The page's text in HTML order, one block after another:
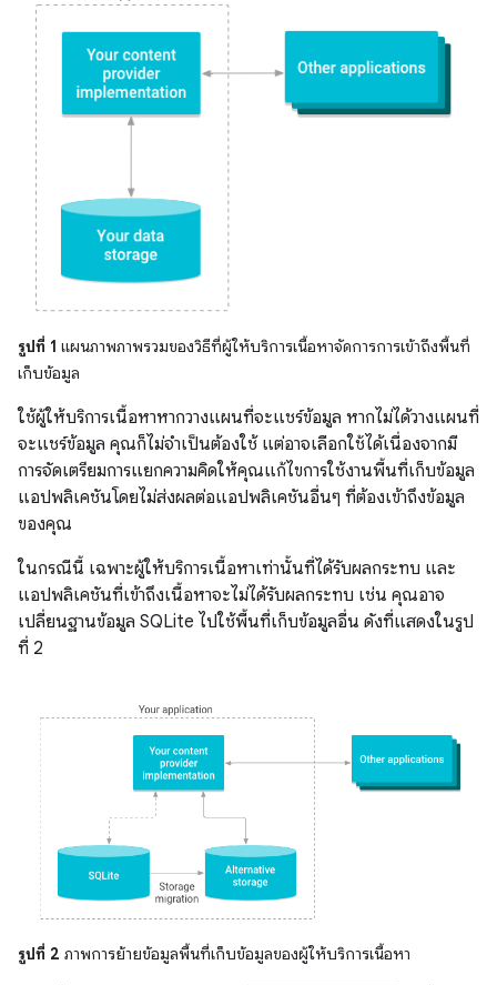
รูปที่ 1 แผนภาพภาพรวมของวิธีที่ผู้ให้บริการเนื้อหาจัดการการเข้าถึงพื้นที่
เก็บข้อมูล
ใช้ผู้ให้บริการเนื้อหาหากวางแผนที่จะแชร์ข้อมูล หากไม่ได้วางแผนที่
จะแชร์ข้อมูล คุณก็ไม่จําเป็นต้องใช้ แต่อาจเลือกใช้ได้เนื่องจากมี
การจัดเตรียมการแยกความคิดให้คุณแก้ไขการใช้งานพื้นที่เก็บข้อมูล
แอปพลิเคชันโดยไม่ส่งผลต่อแอปพลิเคชันอื่นๆ ที่ต้องเข้าถึงข้อมูล
ของคุณ
ในกรณีนี้ เฉพาะผู้ให้บริการเนื้อหาเท่านั้นที่ได้รับผลกระทบ และ
แอปพลิเคชันที่เข้าถึงเนื้อหาจะไม่ได้รับผลกระทบ เช่น คุณอาจ
เปลี่ยนฐานข้อมูล SQLite ไปใช้พื้นที่เก็บข้อมูลอื่น ดังที่แสดงในรูป
ที่ 2
รูปที่ 2 ภาพการย้ายข้อมูลพื้นที่เก็บข้อมูลของผู้ให้บริการเนื้อหา